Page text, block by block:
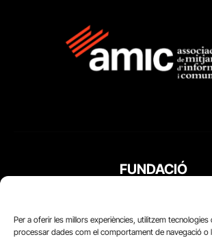
Per a oferir les millors experiències, utilitzem
processar dades com el comportament de navegació o
FUNDACIÓ